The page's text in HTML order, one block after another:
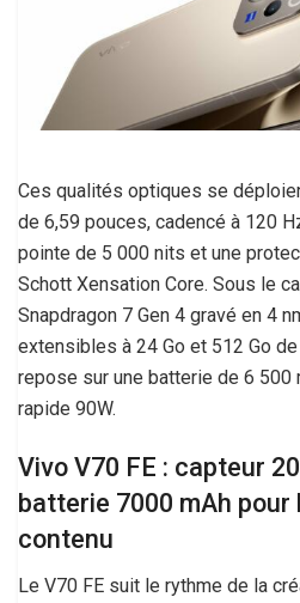
Ces qualités optiques se
de 6,59 pouces, cadencé à 120
pointe de 5 000 nits et une
Schott Xensation Core. Sous le
Snapdragon 7 Gen 4 gravé en 4
extensibles à 24 Go et 512 Go
repose sur une batterie de 6 500
rapide 90W.
Vivo V70 FE : capteur
batterie 7000 mAh
contenu
Le V70 FE suit le rythme de la